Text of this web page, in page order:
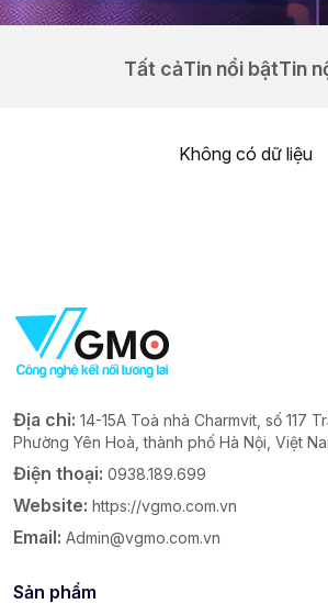
Tất cảTin nổi bậtTin
Không có dữ liệu
Địa chỉ: 14-15A Toà nhà Charmvit, số 117
Phường Yên Hoà, thành phố Hà Nội, Việt
Điện thoại: 0938.189.699
Website: https://vgmo.com.vn
Email: Admin@vgmo.com.vn
Sản phẩm